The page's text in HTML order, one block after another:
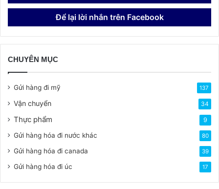
Để lại lời nhắn trên Facebook
CHUYÊN MỤC
Gửi hàng đi mỹ 137
Vận chuyển 34
Thực phẩm 9
Gửi hàng hóa đi nước khác 80
Gửi hàng hóa đi canada 39
Gửi hàng hóa đi úc 17